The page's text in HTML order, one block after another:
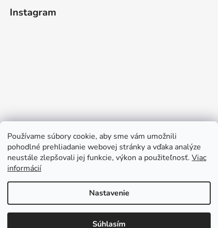
Používame súbory cookie, aby sme vám umožnili
pohodlné prehliadanie webovej stránky a vďaka analýze
neustále zlepšovali jej funkcie, výkon a použiteľnosť. Viac
informácií
Nastavenie
Súhlasím
objednávky vybavované v týždni od
Instagram
Sledovať na Instagrame